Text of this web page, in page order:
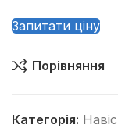
Запитати ціну
Порівняння
Категорія: